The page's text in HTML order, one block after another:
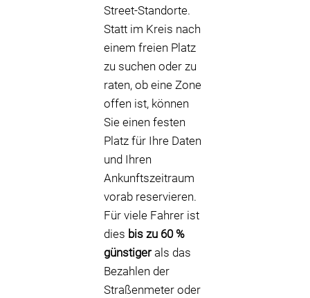
Street-Standorte.
Statt im Kreis nach
einem freien Platz
zu suchen oder zu
raten, ob eine Zone
offen ist, können
Sie einen festen
Platz für Ihre Daten
und Ihren
Ankunftszeitraum
vorab reservieren.
Für viele Fahrer ist
dies bis zu 60 %
günstigerals das
Bezahlen der
Straßenmeter oder